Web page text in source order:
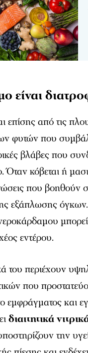
είναι
επίσης από τις
φυτών που
βλάβες που
Όταν κόβεται ή
που βοηθούν
εξάπλωσης όγκων.
εντέρου.
του περιέχουν
που
εμφράγματος και
διαιτητικά
την